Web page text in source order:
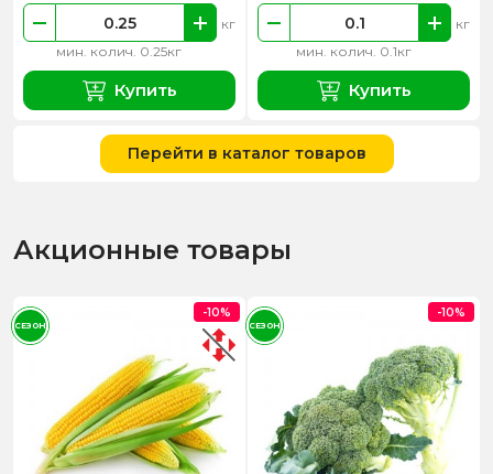
мин. колич. 0.25кг
кг
Купить
мин. колич. 0.1кг
кг
Купить
Перейти в каталог товаров
Акционные товары
-10%
СЕЗОН
-10%
СЕЗОН